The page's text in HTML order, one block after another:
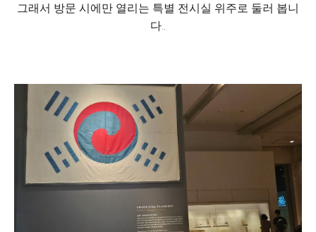
그래서 방문 시에만 열리는 특별 전시실 위주로 둘러 봅니
다..